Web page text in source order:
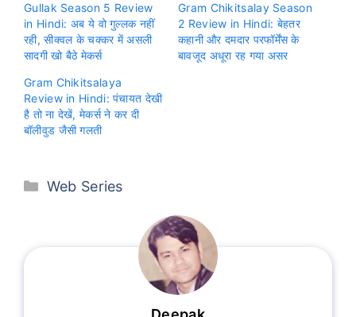
Gullak Season 5 Review
in Hindi: अब ये वो गुल्लक नहीं
रही, सीक्वल के चक्कर में असली
सादगी खो बैठे मेकर्स
Gram Chikitsalay Season
2 Review in Hindi: बेहतर
कहानी और दमदार परफॉर्मेंस के
बावजूद अधूरा रह गया असर
Gram Chikitsalaya
Review in Hindi: पंचायत देखी
है तो ना देखें, मेकर्स ने कर दी
बॉलीवुड जैसी गलती
Categories
Web Series